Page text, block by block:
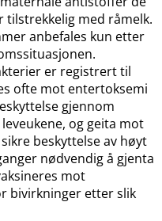
tilstrekkelig med råmelk.
anbefales kun etter
er registrert til
ofte mot entertoksemi
gjennom
og geita mot
beskyttelse av høyt
nødvendig å gjenta
mot
bivirkninger etter slik